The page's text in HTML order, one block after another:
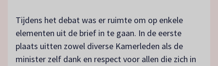
Tijdens het debat was er ruimte om op enkele
elementen uit de brief in te gaan. In de eerste
plaats uitten zowel diverse Kamerleden als de
minister zelf dank en respect voor allen die zich in